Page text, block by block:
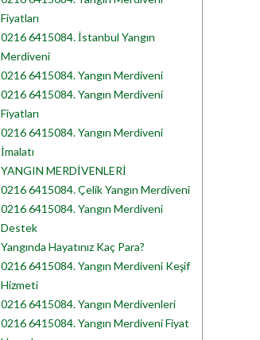
Fiyatları
0216 6415084. İstanbul Yangın
Merdiveni
0216 6415084. Yangın Merdiveni
0216 6415084. Yangın Merdiveni
Fiyatları
0216 6415084. Yangın Merdiveni
İmalatı
YANGIN MERDİVENLERİ
0216 6415084. Çelik Yangın Merdiveni
0216 6415084. Yangın Merdiveni
Destek
Yangında Hayatınız Kaç Para?
0216 6415084. Yangın Merdiveni Keşif
Hizmeti
0216 6415084. Yangın Merdivenleri
0216 6415084. Yangın Merdiveni Fiyat